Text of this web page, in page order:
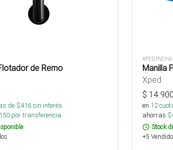
de Remo
de $416sin interés
150 por transferencia.
XPED PVCHA
Manilla
Xped
$ 14.900
en 12
ahorras $
Stock
+5